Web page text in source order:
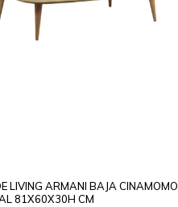
LIVING ARMANI BAJA CINAMOMO
81X60X30H CM